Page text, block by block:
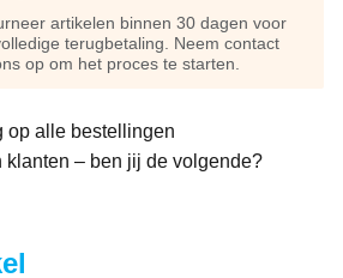
artikelen binnen 30 dagen voor
terugbetaling. Neem contact
op om het proces te starten.
op alle bestellingen
klanten – ben jij de volgende?